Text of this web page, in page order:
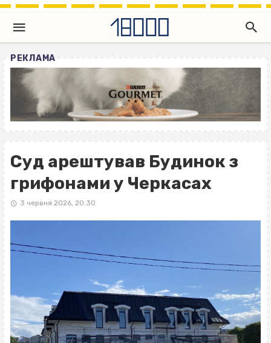
РЕКЛАМА
Суд арештував Будинок з
грифонами у Черкасах
3 червня 2026, 20:30